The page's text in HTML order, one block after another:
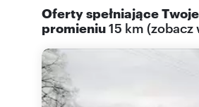
Oferty spełniające
promieniu15 km (zobacz